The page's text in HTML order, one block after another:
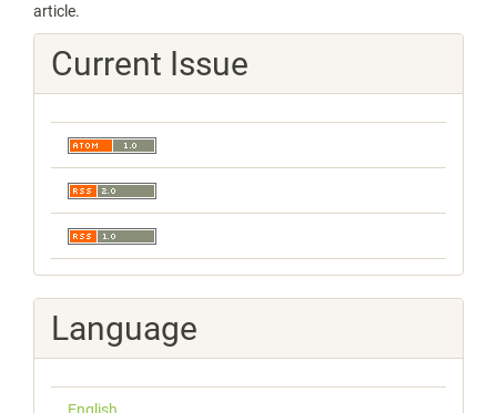
article.
Current Issue
Language
English